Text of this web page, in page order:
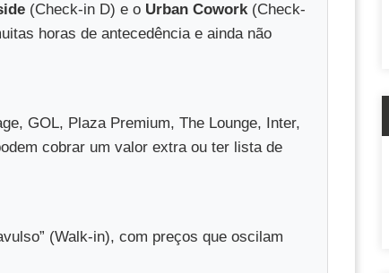
(Check-in D) e o Urban Cowork(Check-
horas de antecedência e ainda não
GOL, Plaza Premium, The Lounge, Inter,
cobrar um valor extra ou ter lista de
(Walk-in), com preços que oscilam